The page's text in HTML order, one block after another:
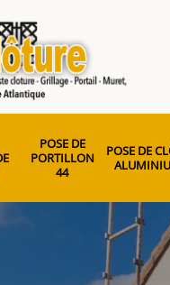
POSE DE
PORTILLON
44
POSE DE